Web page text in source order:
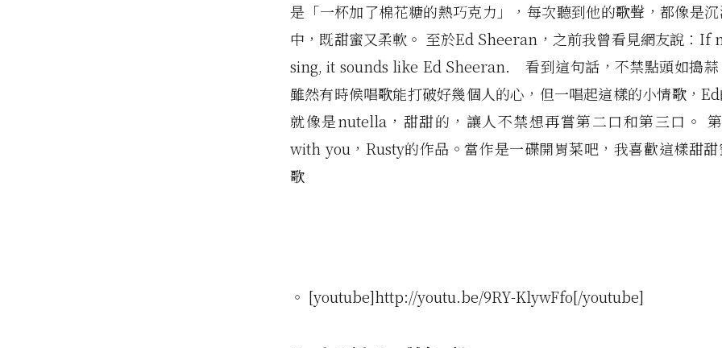
是「一杯加了棉花糖的熱巧克力」，每次聽到他的歌聲，都像是
中，既甜蜜又柔軟。 至於Ed Sheeran，之前我曾看見網友說：If
sing, it sounds like Ed Sheeran. 看到這句話，不禁點頭如搗蒜
雖然有時候唱歌能打破好幾個人的心，但一唱起這樣的小情歌，
就像是nutella，甜甜的，讓人不禁想再嘗第二口和第三口。
with you，Rusty的作品。當作是一碟開胃菜吧，我喜歡這樣甜甜
歌
。 [youtube]http://youtu.be/9RY-KlywFfo[/youtube]